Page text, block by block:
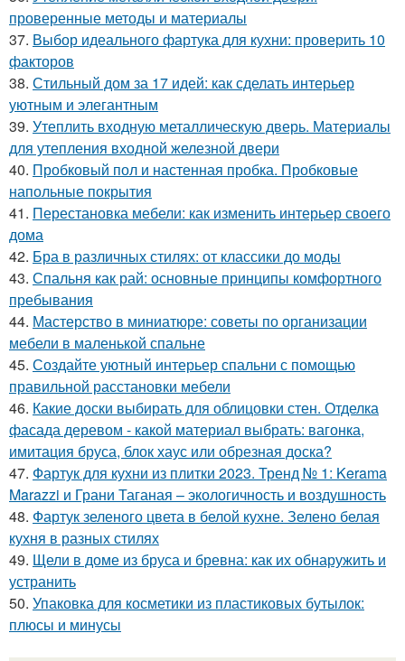
проверенные методы и материалы
37. Выбор идеального фартука для кухни: проверить 10
факторов
38. Стильный дом за 17 идей: как сделать интерьер
уютным и элегантным
39. Утеплить входную металлическую дверь. Материалы
для утепления входной железной двери
40. Пробковый пол и настенная пробка. Пробковые
напольные покрытия
41. Перестановка мебели: как изменить интерьер своего
дома
42. Бра в различных стилях: от классики до моды
43. Спальня как рай: основные принципы комфортного
пребывания
44. Мастерство в миниатюре: советы по организации
мебели в маленькой спальне
45. Создайте уютный интерьер спальни с помощью
правильной расстановки мебели
46. Какие доски выбирать для облицовки стен. Отделка
фасада деревом - какой материал выбрать: вагонка,
имитация бруса, блок хаус или обрезная доска?
47. Фартук для кухни из плитки 2023. Тренд № 1: Kerama
Marazzi и Грани Таганая – экологичность и воздушность
48. Фартук зеленого цвета в белой кухне. Зелено белая
кухня в разных стилях
49. Щели в доме из бруса и бревна: как их обнаружить и
устранить
50. Упаковка для косметики из пластиковых бутылок:
плюсы и минусы